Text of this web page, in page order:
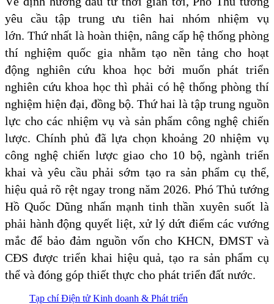
yêu cầu tập trung ưu tiên hai nhóm nhiệm vụ
lớn. Thứ nhất là hoàn thiện, nâng cấp hệ thống phòng
thí nghiệm quốc gia nhằm tạo nền tảng cho hoạt
động nghiên cứu khoa học bởi muốn phát triển
nghiên cứu khoa học thì phải có hệ thống phòng thí
nghiệm hiện đại, đồng bộ. Thứ hai là tập trung nguồn
lực cho các nhiệm vụ và sản phẩm công nghệ chiến
lược. Chính phủ đã lựa chọn khoảng 20 nhiệm vụ
công nghệ chiến lược giao cho 10 bộ, ngành triển
khai và yêu cầu phải sớm tạo ra sản phẩm cụ thể,
hiệu quả rõ rệt ngay trong năm 2026. Phó Thủ tướng
Hồ Quốc Dũng nhấn mạnh tinh thần xuyên suốt là
phải hành động quyết liệt, xử lý dứt điểm các vướng
mắc để bảo đảm nguồn vốn cho KHCN, ĐMST và
CĐS được triển khai hiệu quả, tạo ra sản phẩm cụ
thể và đóng góp thiết thực cho phát triển đất nước.
Tạp chí Điện tử Kinh doanh & Phát triển